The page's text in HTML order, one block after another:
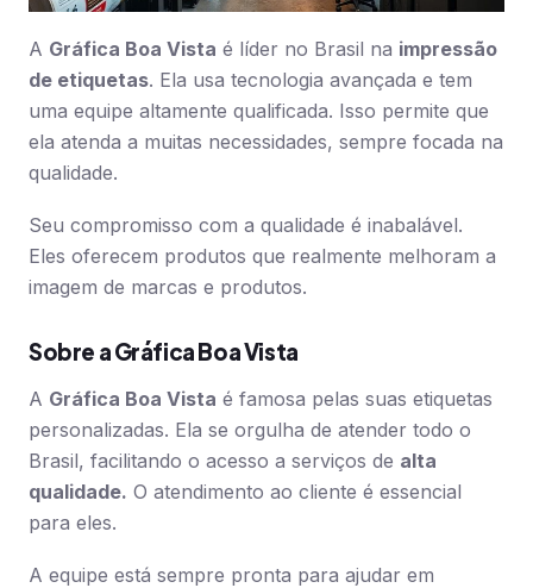
A Gráfica Boa Vista é líder no Brasil na impressão
de etiquetas. Ela usa tecnologia avançada e tem
uma equipe altamente qualificada. Isso permite que
ela atenda a muitas necessidades, sempre focada na
qualidade.
Seu compromisso com a qualidade é inabalável.
Eles oferecem produtos que realmente melhoram a
imagem de marcas e produtos.
Sobre a Gráfica Boa Vista
A Gráfica Boa Vista é famosa pelas suas etiquetas
personalizadas. Ela se orgulha de atender todo o
Brasil, facilitando o acesso a serviços de alta
qualidade. O atendimento ao cliente é essencial
para eles.
A equipe está sempre pronta para ajudar em